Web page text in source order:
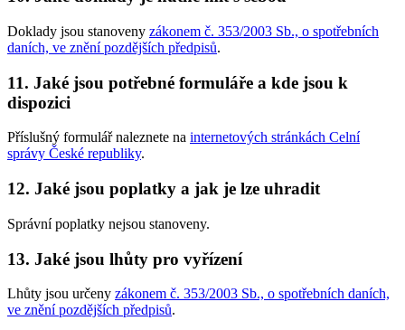
Doklady jsou stanoveny zákonem č. 353/2003 Sb., o spotřebních
daních, ve znění pozdějších předpisů.
11. Jaké jsou potřebné formuláře a kde jsou k
dispozici
Příslušný formulář naleznete na internetových stránkách Celní
správy České republiky.
12. Jaké jsou poplatky a jak je lze uhradit
Správní poplatky nejsou stanoveny.
13. Jaké jsou lhůty pro vyřízení
Lhůty jsou určeny zákonem č. 353/2003 Sb., o spotřebních daních,
ve znění pozdějších předpisů.